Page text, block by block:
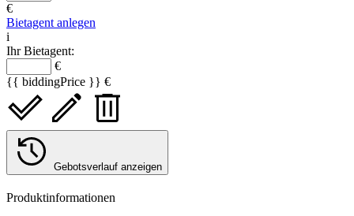
€
Bietagent anlegen
i
Ihr Bietagent:
€
{{ biddingPrice }} €
Gebotsverlauf anzeigen
Produktinformationen